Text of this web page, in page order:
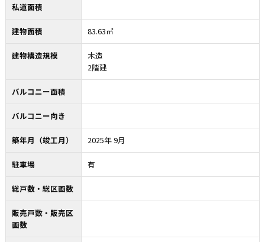
私道面積
建物面積 83.63㎡
建物構造規模
木造
2階建
バルコニー面積
バルコニー向き
築年月（竣工月） 2025年 9月
駐車場 有
総戸数・総区画数
販売戸数・販売区
画数